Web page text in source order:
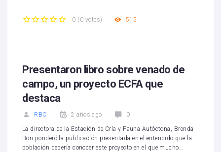
0 ( 0 votes) 515
Presentaron libro sobre venado de
campo, un proyecto ECFA que
destaca
RBC 2 años ago 0
La directora de la Estación de Cría y Fauna Autóctona, Brenda
Bon ponderó la publicación presentada en el entendido que la
población debería conocer este proyecto en el que mucho…